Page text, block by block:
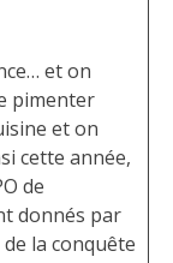
et on
pimenter
et on
cette année,
de
donnés par
de la conquête